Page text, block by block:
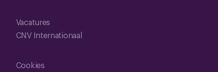
Vacatures
CNV Internationaal
Cookies